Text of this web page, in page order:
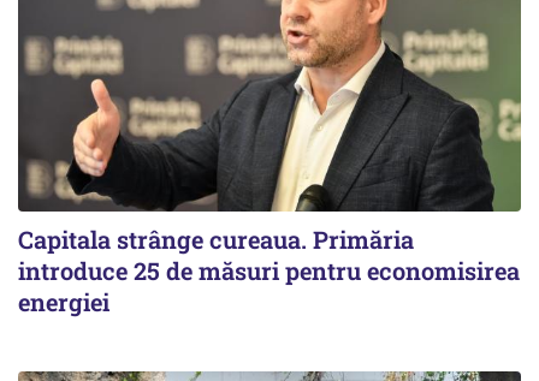
Capitala strânge cureaua. Primăria
introduce 25 de măsuri pentru economisirea
energiei